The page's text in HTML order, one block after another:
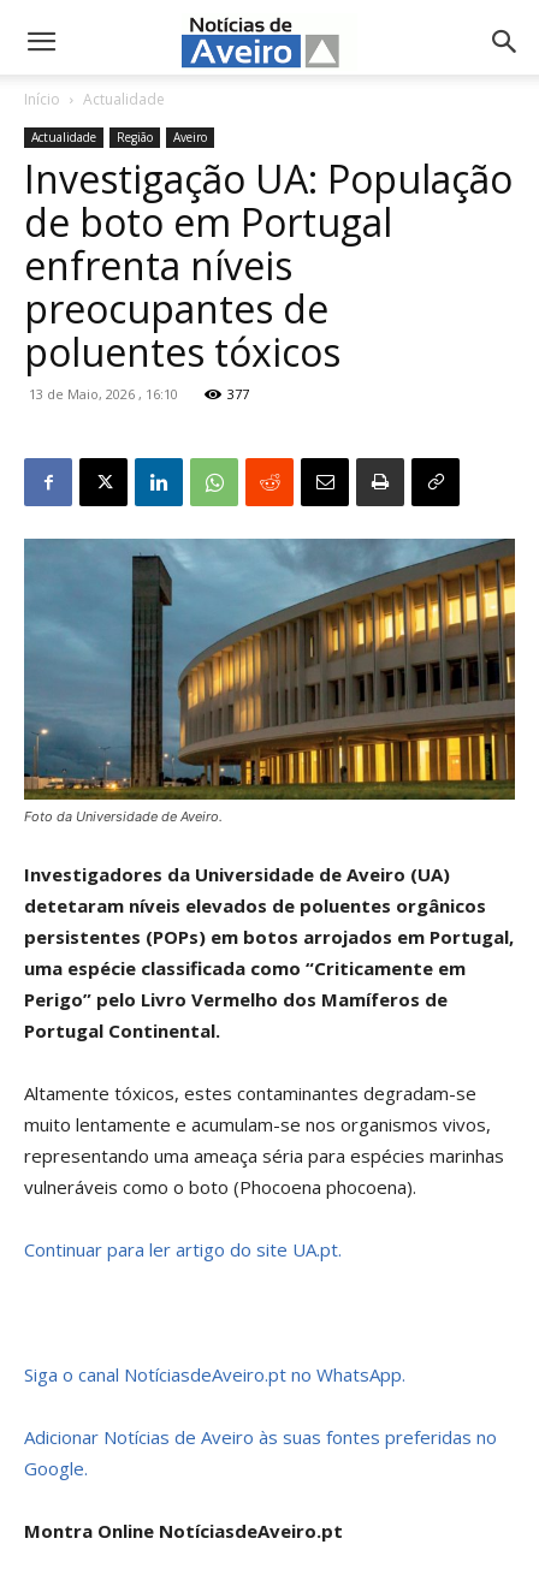
NotíciasdeAveiro.pt
Início Actualidade
Actualidade Região Aveiro
Investigação UA: População
de boto em Portugal
enfrenta níveis
preocupantes de
poluentes tóxicos
13 de Maio, 2026 , 16:10 377
Foto da Universidade de Aveiro.
Investigadores da Universidade de Aveiro (UA)
detetaram níveis elevados de poluentes orgânicos
persistentes (POPs) em botos arrojados em Portugal,
uma espécie classificada como “Criticamente em
Perigo” pelo Livro Vermelho dos Mamíferos de
Portugal Continental.
Altamente tóxicos, estes contaminantes degradam-se
muito lentamente e acumulam-se nos organismos vivos,
representando uma ameaça séria para espécies marinhas
vulneráveis como o boto (Phocoena phocoena).
Continuar para ler artigo do site UA.pt.
Siga o canal NotíciasdeAveiro.pt no WhatsApp.
Adicionar Notícias de Aveiro às suas fontes preferidas no
Google.
Montra Online NotíciasdeAveiro.pt